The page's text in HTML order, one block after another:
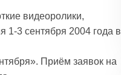
видеоролики,
1-3 сентября 2004 года в
Приём заявок на